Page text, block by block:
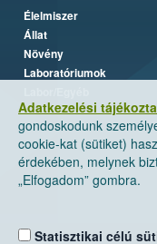
Adatkezelési
gondoskodunk
cookie-kat (sütiket)
érdekében, melynek
„Elfogadom” gombra.
Statisztikai célú
Élelmiszer
Állat
Növény
Laboratóriumok